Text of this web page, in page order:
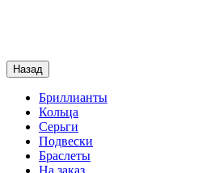
Назад
Бриллианты
Кольца
Серьги
Подвески
Браслеты
На заказ